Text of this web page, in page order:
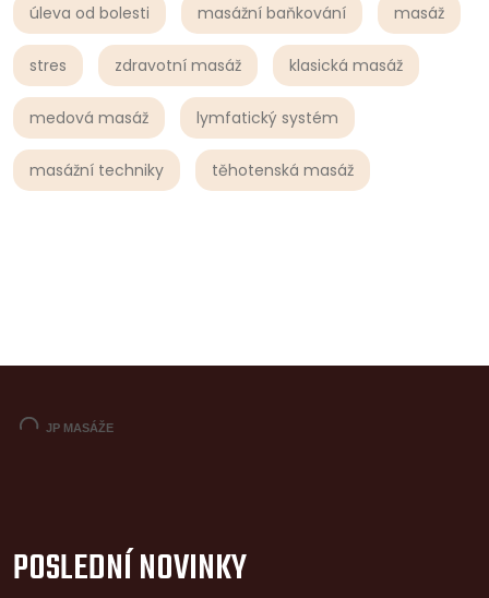
úleva od bolesti masážní baňkování masáž
stres zdravotní masáž klasická masáž
medová masáž lymfatický systém
masážní techniky těhotenská masáž
POSLEDNÍ NOVINKY